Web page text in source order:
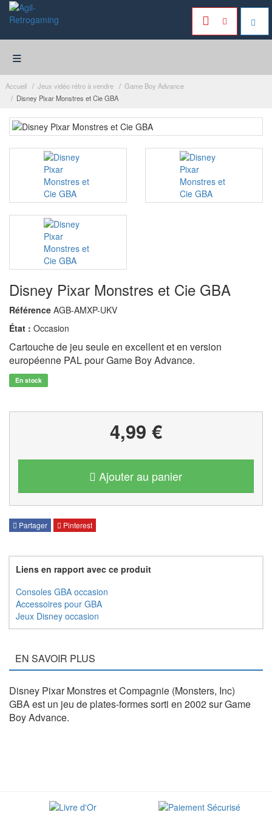
≡
Accueil Jeux vidéo rétro à vendre
Game Boy Advance
Disney Pixar Monstres et Cie GBA
Disney Pixar Monstres et Cie GBA
Référence AGB-AMXP-UKV
État : Occasion
Cartouche de jeu seule en excellent et en version
européenne PAL pour Game Boy Advance.
En stock
4,99 €
Ajouter au panier
Partager Pinterest
Liens en rapport avec ce produit
Consoles GBA occasion
Accessoires pour GBA
Jeux Disney occasion
EN SAVOIR PLUS
Disney Pixar Monstres et Compagnie (Monsters, Inc)
GBA est un jeu de plates-formes sorti en 2002 sur Game
Boy Advance.